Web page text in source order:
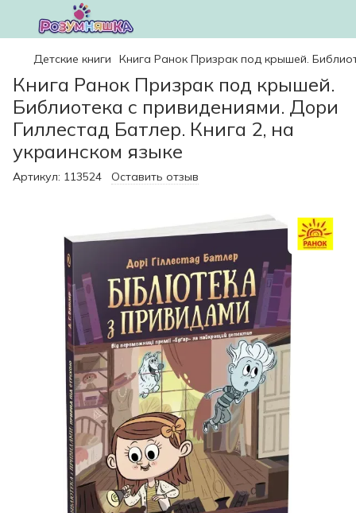
Детские книги Книга Ранок Призрак под крышей.
Книга Ранок Призрак под крышей.
Библиотека с привидениями. Дори
Гиллестад Батлер. Книга 2, на
украинском языке
Артикул: 113524 Оставить отзыв